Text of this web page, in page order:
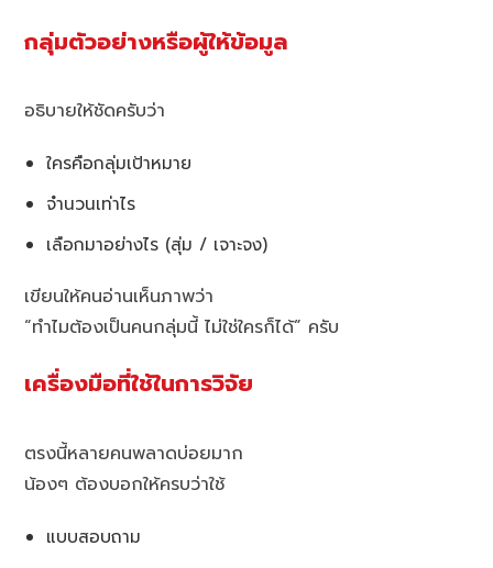
กลุ่มตัวอย่างหรือผู้ให้ข้อมูล
อธิบายให้ชัดครับว่า
ใครคือกลุ่มเป้าหมาย
จำนวนเท่าไร
เลือกมาอย่างไร (สุ่ม / เจาะจง)
เขียนให้คนอ่านเห็นภาพว่า
“ทำไมต้องเป็นคนกลุ่มนี้ ไม่ใช่ใครก็ได้” ครับ
เครื่องมือที่ใช้ในการวิจัย
ตรงนี้หลายคนพลาดบ่อยมาก
น้องๆ ต้องบอกให้ครบว่าใช้
แบบสอบถาม